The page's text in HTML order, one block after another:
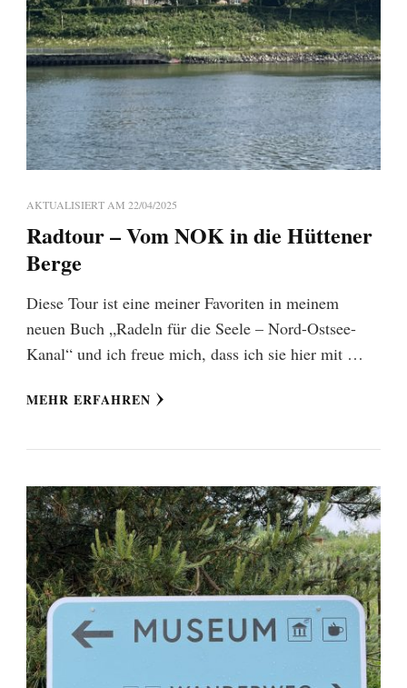
AKTUALISIERT AM 22/04/2025
Radtour – Vom NOK in die Hüttener
Berge
Diese Tour ist eine meiner Favoriten in meinem
neuen Buch „Radeln für die Seele – Nord-Ostsee-
Kanal“ und ich freue mich, dass ich sie hier mit …
MEHR ERFAHREN